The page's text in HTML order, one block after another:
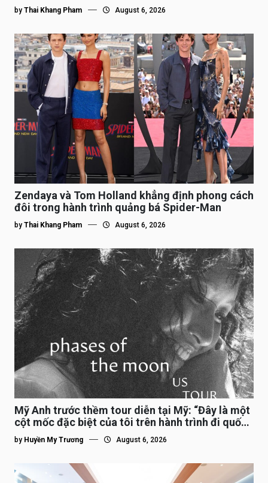
by Thai Khang Pham August 6, 2026
Zendaya và Tom Holland khẳng định phong cách
đôi trong hành trình quảng bá Spider-Man
by Thai Khang Pham August 6, 2026
Mỹ Anh trước thềm tour diễn tại Mỹ: “Đây là một
cột mốc đặc biệt của tôi trên hành trình đi quốc
tế”
by Huyền My Trương August 6, 2026